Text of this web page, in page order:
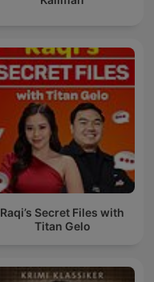
Raqi’s Secret Files with
Titan Gelo